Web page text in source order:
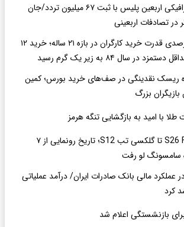
پایان طرح ترافیکی اربعین پلیس با ثبت ۶۷ میلیون تردد/جان
سقوط ۹۳ درصدی قدرت خرید کارگران در بازه ۲۱ ساله؛ خرید ۱۲
در سال ۸۴ به زیر یک گرم رسید
ریسک نقدینگی در صف‌های خرید بورس؛ کمین
بزرگ
با امید به بازگشایی تنگه هرمز
از گلکسی S26 FE تا گلکسی تب S12؛ تاریخ رونمایی از ۷
سامسونگ لو رفت
عملکرد مالی بانک صادرات ایران/ درآمد عملیاتی
بازنشستگی اعلام شد